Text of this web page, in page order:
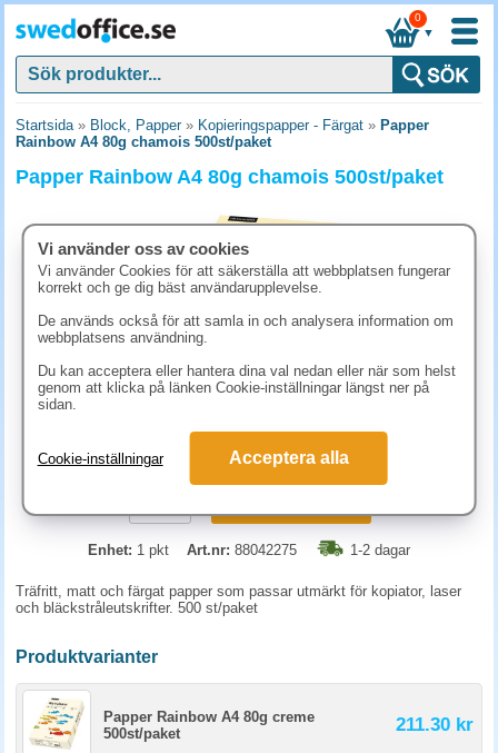
▼
0
Startsida» Block, Papper» Kopieringspapper - Färgat » Papper
Rainbow A4 80g chamois 500st/paket
Papper Rainbow A4 80g chamois 500st/paket
211.30 kr (inkl. moms)
Enhet: 1 pkt Art.nr: 88042275 1-2 dagar
Träfritt, matt och färgat papper som passar utmärkt för kopiator, laser
och bläckstråleutskrifter. 500 st/paket
Produktvarianter
Papper Rainbow A4 80g creme
500st/paket
211.30 kr
Vi använder oss av cookies
Vi använder Cookies för att säkerställa att webbplatsen fungerar
korrekt och ge dig bäst användarupplevelse.
De används också för att samla in och analysera information om
webbplatsens användning.
Du kan acceptera eller hantera dina val nedan eller när som helst
genom att klicka på länken Cookie-inställningar längst ner på
sidan.
Cookie-inställningar Acceptera alla